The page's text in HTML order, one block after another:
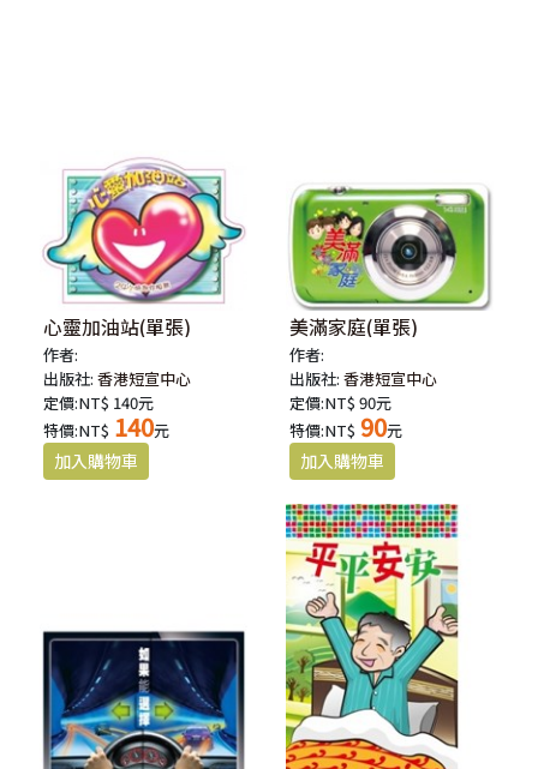
心靈加油站(單張)
作者:
出版社:香港短宣中心
定價:NT$ 140元
特價:NT$ 140元
美滿家庭(單張)
作者:
出版社:香港短宣中心
定價:NT$ 90元
特價:NT$ 90元